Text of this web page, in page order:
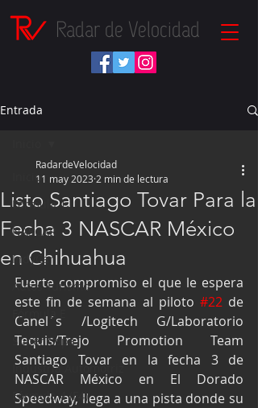
Radar de Velocidad
Entrada
Inicio
Fórmula 1
NASCAR
IndyCar
Autos Turismo
Fórmula E
Súper Copa
Industria Automotriz
Fórmula 4 (F4)
Listo Santiago Tovar Para la
Fecha 3 NASCAR México
en Chihuahua
RadardeVelocidad
11 may 2023 2 min de lectura
Fuerte compromiso el que le espera
este fin de semana al piloto #22 de
Canel´s /Logitech G/Laboratorio
Tequis/Trejo Promotion Team
Santiago Tovar en la fecha 3 de
NASCAR México en El Dorado
Speedway, llega a una pista donde su